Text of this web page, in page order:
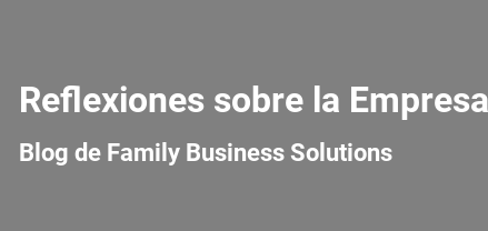
Reflexiones sobre la
Blog de Family Business Solutions